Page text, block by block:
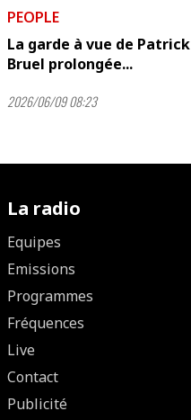
PEOPLE
La garde à vue de Patrick
Bruel prolongée...
2026/06/09 08:23
La radio
Equipes
Emissions
Programmes
Fréquences
Live
Contact
Publicité